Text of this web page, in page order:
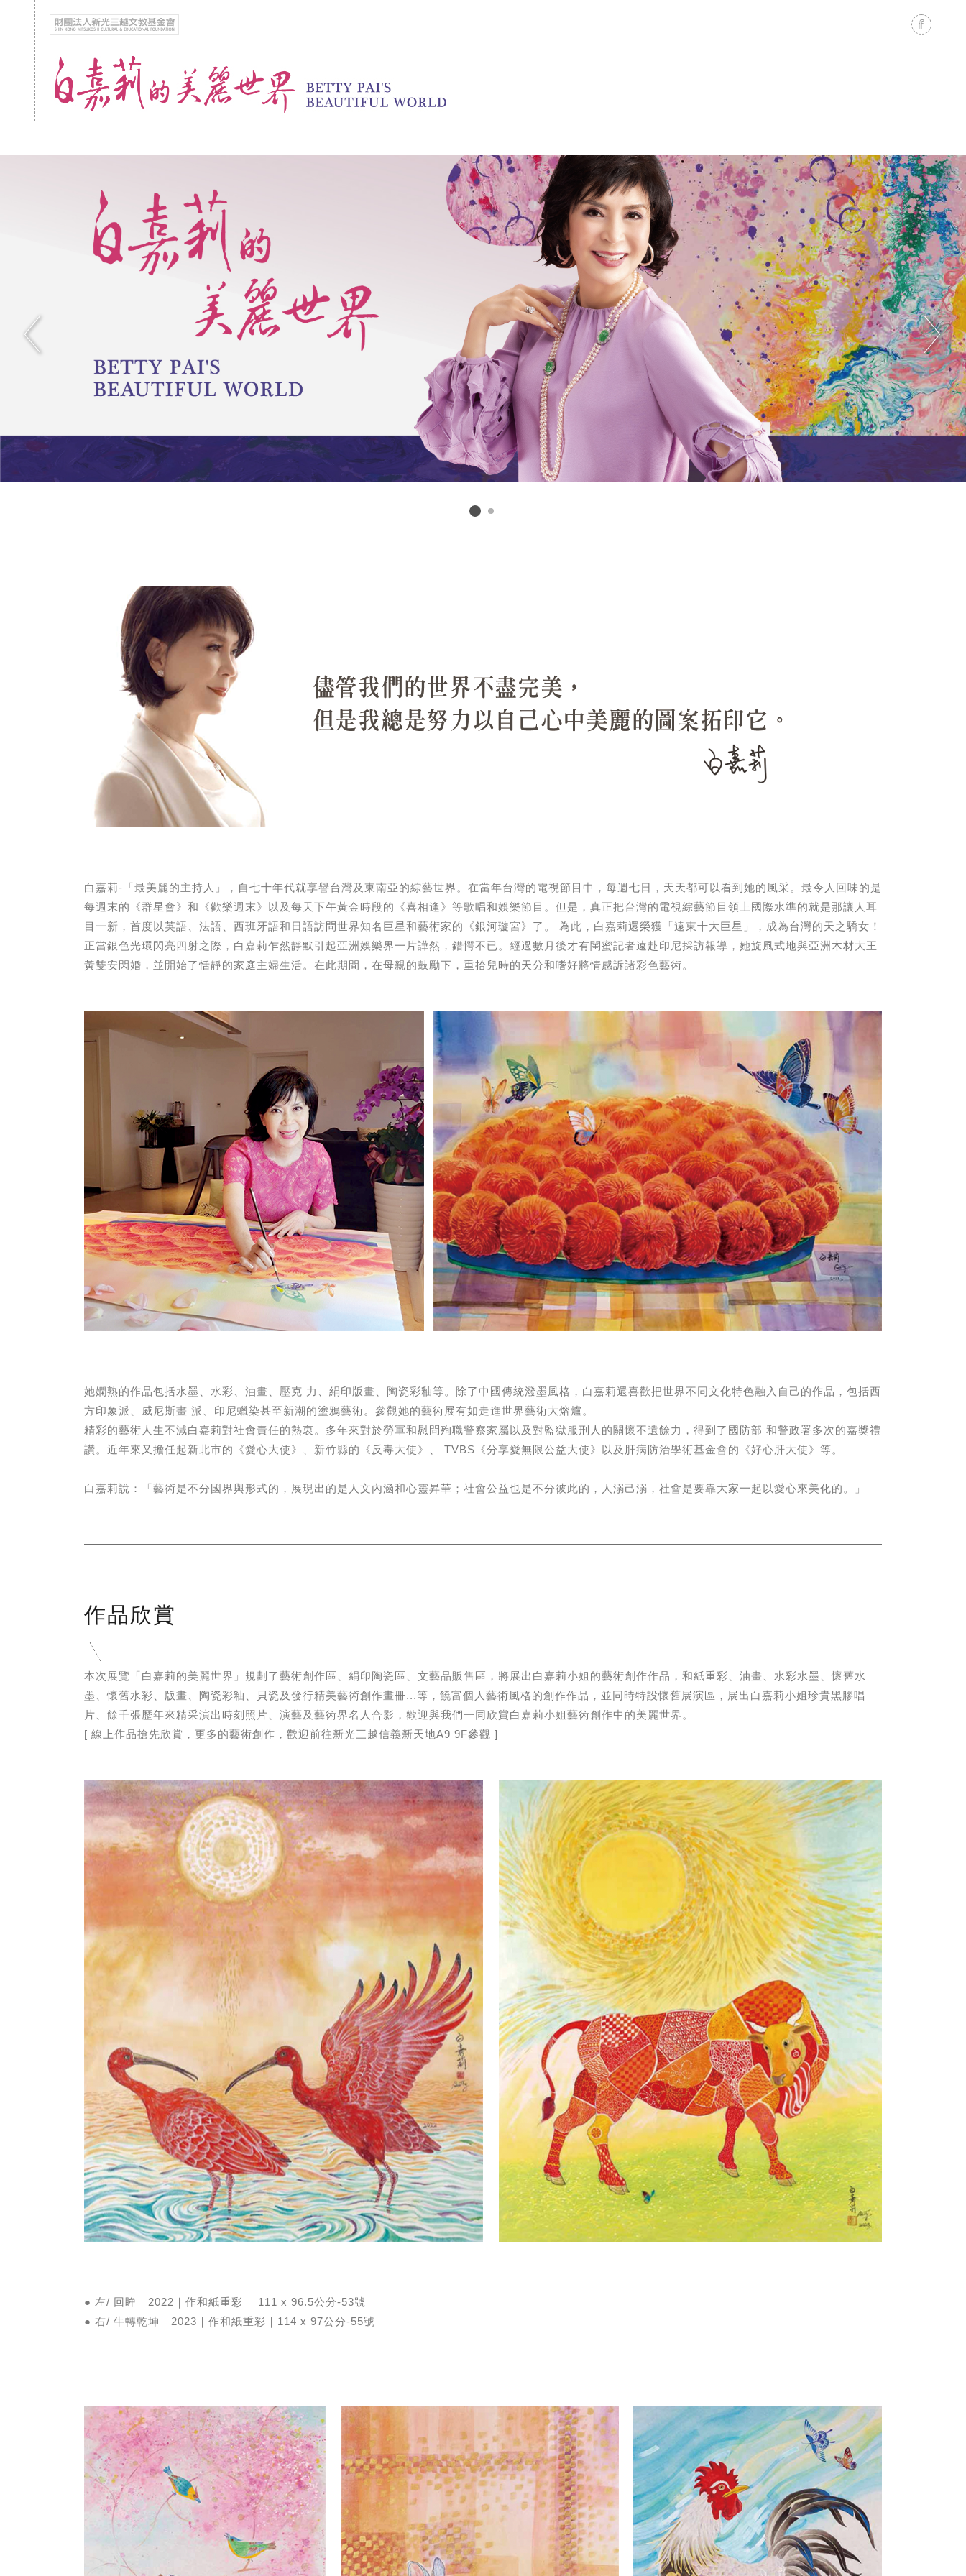
白嘉莉-「最美麗的主持人」，自七十年代就享譽台灣及東南亞的綜藝世界。在當年台灣的電視節目中，每週七日，天天都可以看到她的風采。最令人回味的是
每週末的《群星會》和《歡樂週末》以及每天下午黃金時段的《喜相逢》等歌唱和娛樂節目。但是，真正把台灣的電視綜藝節目領上國際水準的就是那讓人耳
目一新，首度以英語、法語、西班牙語和日語訪問世界知名巨星和藝術家的《銀河璇宮》了。 為此，白嘉莉還榮獲「遠東十大巨星」，成為台灣的天之驕女！
正當銀色光環閃亮四射之際，白嘉莉乍然靜默引起亞洲娛樂界一片譁然，錯愕不已。經過數月後才有閨蜜記者遠赴印尼採訪報導，她旋風式地與亞洲木材大王
黃雙安閃婚，並開始了恬靜的家庭主婦生活。在此期間，在母親的鼓勵下，重拾兒時的天分和嗜好將情感訴諸彩色藝術。
她嫻熟的作品包括水墨、水彩、油畫、壓克 力、絹印版畫、陶瓷彩釉等。除了中國傳統潑墨風格，白嘉莉還喜歡把世界不同文化特色融入自己的作品，包括西
方印象派、威尼斯畫 派、印尼蠟染甚至新潮的塗鴉藝術。參觀她的藝術展有如走進世界藝術大熔爐。
精彩的藝術人生不減白嘉莉對社會責任的熱衷。多年來對於勞軍和慰問殉職警察家屬以及對監獄服刑人的關懷不遺餘力，得到了國防部 和警政署多次的嘉獎禮
讚。近年來又擔任起新北市的《愛心大使》、新竹縣的《反毒大使》、 TVBS《分享愛無限公益大使》以及肝病防治學術基金會的《好心肝大使》等。
白嘉莉說：「藝術是不分國界與形式的，展現出的是人文內涵和心靈昇華；社會公益也是不分彼此的，人溺己溺，社會是要靠大家一起以愛心來美化的。」
作品欣賞
本次展覽「白嘉莉的美麗世界」規劃了藝術創作區、絹印陶瓷區、文藝品販售區，將展出白嘉莉小姐的藝術創作作品，和紙重彩、油畫、水彩水墨、懷舊水
墨、懷舊水彩、版畫、陶瓷彩釉、貝瓷及發行精美藝術創作畫冊...等，饒富個人藝術風格的創作作品，並同時特設懷舊展演區，展出白嘉莉小姐珍貴黑膠唱
片、餘千張歷年來精采演出時刻照片、演藝及藝術界名人合影，歡迎與我們一同欣賞白嘉莉小姐藝術創作中的美麗世界。
[ 線上作品搶先欣賞，更多的藝術創作，歡迎前往新光三越信義新天地A9 9F參觀 ]
● 左/ 回眸｜2022｜作和紙重彩 ｜111 x 96.5公分-53號
● 右/ 牛轉乾坤｜2023｜作和紙重彩｜114 x 97公分-55號